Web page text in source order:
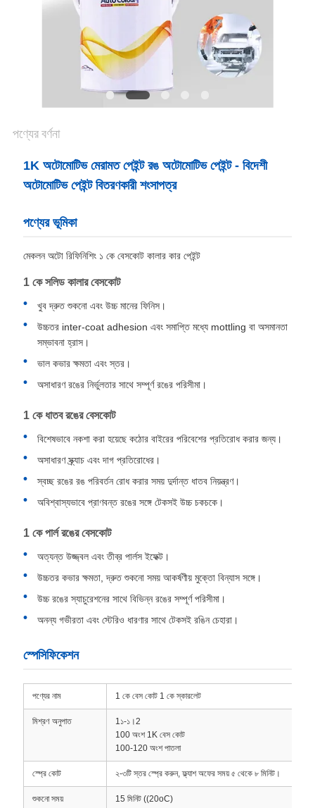
গোপনীয়তা
পণ্যের বর্ণনা
1K অটোমোটিভ মেরামত পেইন্ট রঙ অটোমোটিভ পেইন্ট - বিদেশী
অটোমোটিভ পেইন্ট বিতরণকারী শংসাপত্র
পণ্যের ভূমিকা
মেকলন অটো রিফিনিশিং ১ কে বেসকোট কালার কার পেইন্ট
1 কে সলিড কালার বেসকোট
খুব দ্রুত শুকনো এবং উচ্চ মানের ফিনিস।
উচ্চতর inter-coat adhesion এবং সমাপ্তি মধ্যে mottling বা অসমানতা
সম্ভাবনা হ্রাস।
ভাল কভার ক্ষমতা এবং স্তর।
অসাধারণ রঙের নির্ভুলতার সাথে সম্পূর্ণ রঙের পরিসীমা।
1 কে ধাতব রঙের বেসকোট
বিশেষভাবে নকশা করা হয়েছে কঠোর বাইরের পরিবেশের প্রতিরোধ করার জন্য।
অসাধারণ স্ক্র্যাচ এবং দাগ প্রতিরোধের।
স্বচ্ছ রঙের রঙ পরিবর্তন রোধ করার সময় দুর্দান্ত ধাতব নিয়ন্ত্রণ।
অবিশ্বাস্যভাবে প্রাণবন্ত রঙের সঙ্গে টেকসই উচ্চ চকচকে।
1 কে পার্ল রঙের বেসকোট
অত্যন্ত উজ্জ্বল এবং তীব্র পার্লস ইফেক্ট।
উচ্চতর কভার ক্ষমতা, দ্রুত শুকনো সময় আকর্ষণীয় মুক্তো বিন্যাস সঙ্গে।
উচ্চ রঙের স্যাচুরেশনের সাথে বিভিন্ন রঙের সম্পূর্ণ পরিসীমা।
অনন্য গভীরতা এবং স্টেরিও ধারণার সাথে টেকসই রঙিন চেহারা।
স্পেসিফিকেশন
পণ্যের নাম 1 কে বেস কোট 1 কে স্কারলেট
মিশ্রণ অনুপাত
1১-১।2
100 অংশ 1K বেস কোট
100-120 অংশ পাতলা
স্প্রে কোট ২-৩টি স্তর স্প্রে করুন, ফ্ল্যাশ অফের সময় ৫ থেকে ৮ মিনিট।
শুকনো সময় 15 মিনিট ((20oC)